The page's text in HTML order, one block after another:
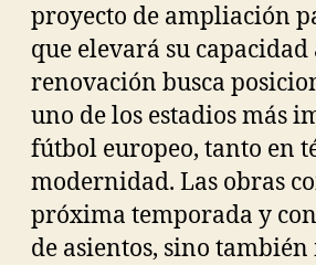
proyecto de ampliación
que elevará su capacidad
renovación busca
uno de los estadios más
fútbol europeo, tanto en
modernidad. Las obras
próxima temporada y
de asientos, sino